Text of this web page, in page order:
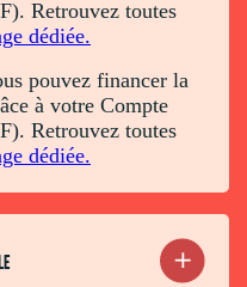
Retrouvez toutes
dédiée.
pouvez financer la
à votre Compte
Retrouvez toutes
dédiée.